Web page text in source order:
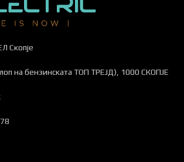
Скопје
на бензинската ТОП ТРЕЈД), 1000 СКОПЈЕ